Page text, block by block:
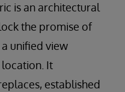
is an architectural
the promise of
unified view
It
established